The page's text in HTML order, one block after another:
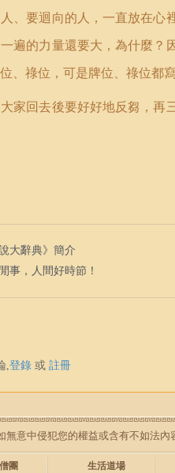
、要迴向的人，一直放在
遍的力量還要大，為什麼
、祿位，可是牌位、祿位都
家回去後要好好地反芻，
大辭典》簡介
事，人間好時節！
,登錄 或 註冊
意中侵犯您的權益或含有不如法內
團
生活道場